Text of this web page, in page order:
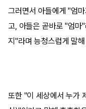
그러면서 아들에게 "엄
고, 아들은 곧바로 "엄마
지"라며 능청스럽게 말
또한 "이 세상에서 누가